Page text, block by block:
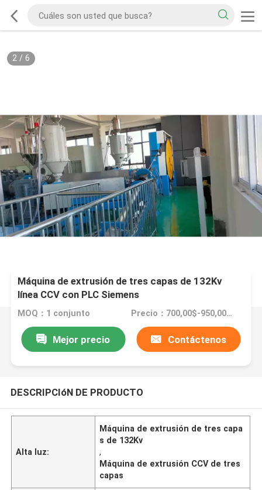
2/ 6
Máquina de extrusión de tres capas de 132Kv
línea CCV con PLC Siemens
MOQ：1 conjunto Precio：700,00$-950,000$
Mejor precio Contáctenos
DESCRIPCIóN DE PRODUCTO
Alta luz:
Máquina de extrusión de tres capa
s de 132Kv
,
Máquina de extrusión CCV de tres
capas